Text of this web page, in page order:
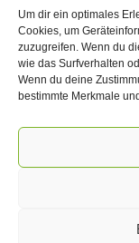
Um dir ein optimales
Cookies, um
zuzugreifen. Wenn du
wie das Surfverhalten
Wenn du deine
bestimmte Merkmale